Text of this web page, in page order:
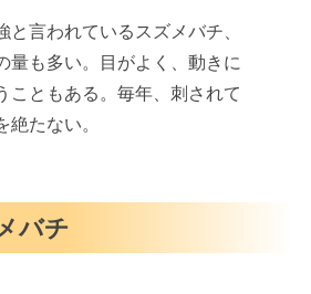
と言われているスズメバチ、
量も多い。目がよく、動きに
こともある。毎年、刺されて
たない。
バチ